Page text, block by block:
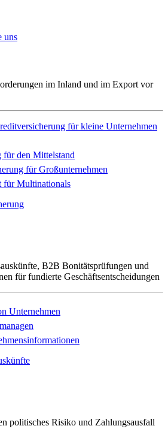
uns
im Inland und im Export vor
für kleine Unternehmen
den Mittelstand
für Großunternehmen
für Multinationals
B2B Bonitätsprüfungen und
für fundierte Geschäftsentscheidungen
Unternehmen
politisches Risiko und Zahlungsausfall